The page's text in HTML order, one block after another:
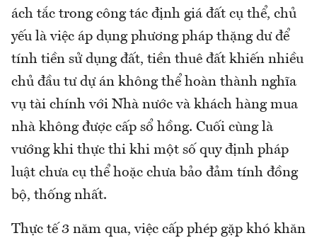
ách tắc trong công tác định giá đất cụ thể, chủ
yếu là việc áp dụng phương pháp thặng dư để
tính tiền sử dụng đất, tiền thuê đất khiến nhiều
chủ đầu tư dự án không thể hoàn thành nghĩa
vụ tài chính với Nhà nước và khách hàng mua
nhà không được cấp sổ hồng. Cuối cùng là
vướng khi thực thi khi một số quy định pháp
luật chưa cụ thể hoặc chưa bảo đảm tính đồng
bộ, thống nhất.
Thực tế 3 năm qua, việc cấp phép gặp khó khăn